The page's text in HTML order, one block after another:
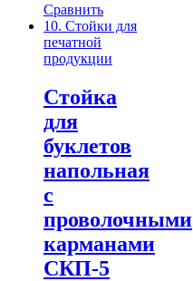
Сравнить
10. Стойки для
печатной
продукции
Стойка
для
буклетов
напольная
с
проволочными
карманами
СКП-5